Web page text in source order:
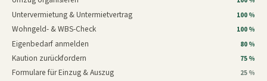
Untervermietung & Untermietvertrag 100 %
Wohngeld- & WBS-Check 100 %
Eigenbedarf anmelden 80 %
Kaution zurückfordern 75 %
Formulare für Einzug & Auszug 25 %